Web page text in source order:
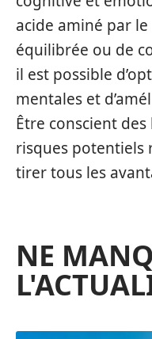
acide aminé par
équilibrée ou de
il est possible
mentales et
Être conscient
risques potentiels
tirer tous les
NE